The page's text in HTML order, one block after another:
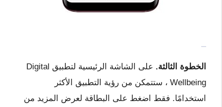
الخطوة الثالثة.
على الشاشة الرئيسية لتطبيق Digital
Wellbeing ، ستتمكن من رؤية التطبيق الأكثر
استخدامًا. فقط اضغط على البطاقة لعرض المزيد من